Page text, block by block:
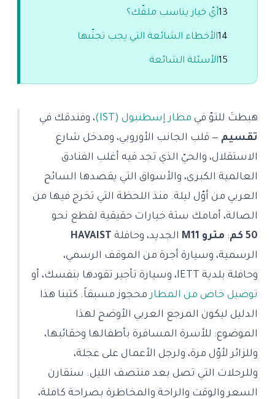
13أيّ خيار يناسب ملفّك؟
14الأخطاء الشائعة التي يجب تجنّبها
15الأسئلة الشائعة
هبطتَ للتوّ في مطار إسطنبول (IST)
، وفندقك في
تقسيم — قلب الجانب الأوروبي، ومدخل شارع
الاستقلال، والحيّ الذي تجد فيه أغلب الفنادق
العالمية الكبرى، والأسواق التي يقصدها السائح
العربي من أوّل ليلة. منذ اللحظة التي تخرج فيها من
الصالة، أمامك ستة خيارات حقيقية لقطع نحو
50 كم
: مترو M11 الجديد، وحافلة HAVAIST
الرسمية، وسيارة أجرة من الموقف الرسمي،
وحافلة بلدية IETT، وسيارة تأجير تقودها بنفسك، أو
توصيل خاص من المطار محجوز مسبقاً. كتبنا هذا
الدليل ليكون المرجع العربي الأوضح لهذا
الموضوع: للأسرة المسافرة بأطفالها وحقائبها،
وللزائر لأوّل مرة، ولرجل الأعمال على عجلة،
وللرحلات التي تصل بعد منتصف الليل. سنقارن
السعر والوقت والراحة والمخاطرة بصراحة كاملة،